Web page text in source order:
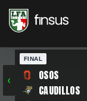
‹
FINAL
OSOS
CAUDILLOS